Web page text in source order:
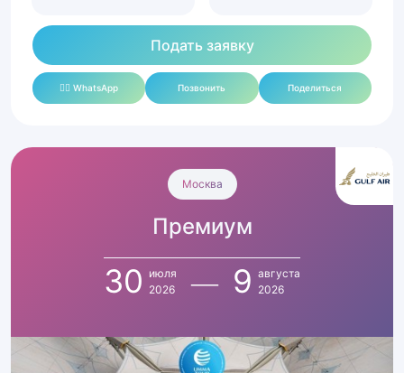
Подать заявку
✍🏻 WhatsApp Позвонить Поделиться
Москва
Премиум
30 июля
2026
9 августа
2026
Умра